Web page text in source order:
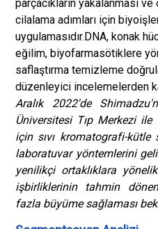
parçacıkların yakalanması
cilalama adımları için
uygulamasıdır.DNA, konak
eğilim, biyofarmasötiklere
saflaştırma temizleme
düzenleyici incelemelerden
Aralık 2022'de
Üniversitesi Tıp Merkezi
için sıvı kromatografi-
laboratuvar yöntemlerini
yenilikçi ortaklıklara
işbirliklerinin tahmin
fazla büyüme sağlaması